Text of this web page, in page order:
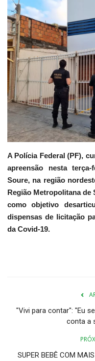
COMO ANUNCIAR
Jornal da Central do
RECADOS
Ligado em Saúde
Dicas da Mamys Zelita
Fotos
VIDEOS
A Polícia Federal (PF),
apreensão nesta
Soure, na região
Região Metropolitana de
como objetivo
dispensas de licitação
da Covid-19.
"Vivi para contar": "Eu
conta a
SUPER BEBÊ COM